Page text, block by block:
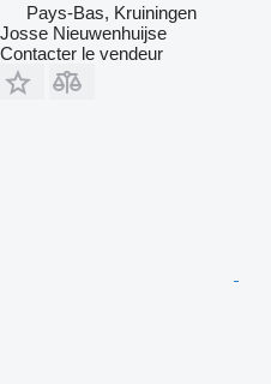
Pays-Bas, Kruiningen
Josse Nieuwenhuijse
Contacter le vendeur